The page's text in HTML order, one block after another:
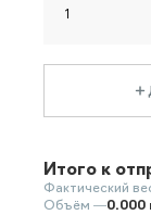
Итого к
Фактический
Объём —0.000